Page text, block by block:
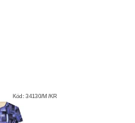
Kód:34130/M/KR